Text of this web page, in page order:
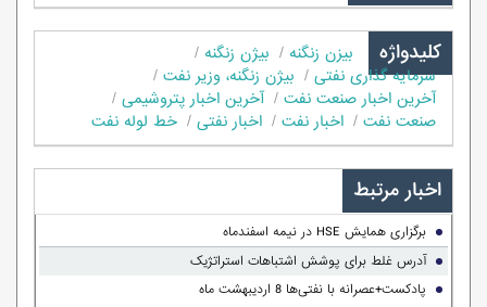
کلیدواژه بیزن زنگنه
بیژن زنگنه
سرمایه گذاری نفتی
بیژن زنگنه، وزیر نفت
آخرین اخبار صنعت نفت
آخرین اخبار پتروشیمی
صنعت نفت
اخبار نفت اخبار نفتی خط لوله نفت
اخبار مرتبط
برگزاری همایش HSE در نیمه اسفندماه
آدرس غلط برای پوشش اشتباهات استراتژیک
پادکست+عصرانه با نفتی‌ها 8 اردیبهشت ماه